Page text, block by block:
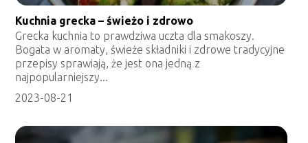
Kuchnia grecka – świeżo i zdrowo
Grecka kuchnia to prawdziwa uczta dla smakoszy.
Bogata w aromaty, świeże składniki i zdrowe tradycyjne
przepisy sprawiają, że jest ona jedną z
najpopularniejszy...
2023-08-21